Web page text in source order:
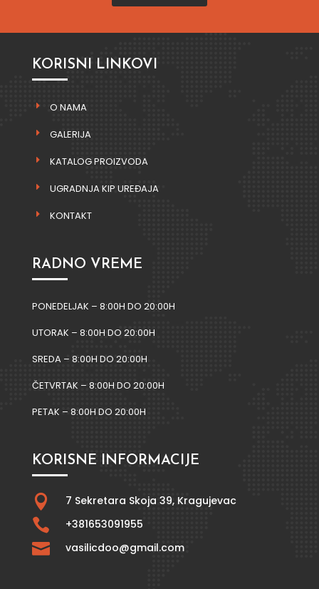
KORISNI LINKOVI
O NAMA
GALERIJA
KATALOG PROIZVODA
UGRADNJA KIP UREĐAJA
KONTAKT
RADNO VREME
PONEDELJAK – 8:00H DO 20:00H
UTORAK – 8:00H DO 20:00H
SREDA – 8:00H DO 20:00H
ČETVRTAK – 8:00H DO 20:00H
PETAK – 8:00H DO 20:00H
KORISNE INFORMACIJE
 7 Sekretara Skoja 39, Kragujevac
 +381653091955
 vasilicdoo@gmail.com